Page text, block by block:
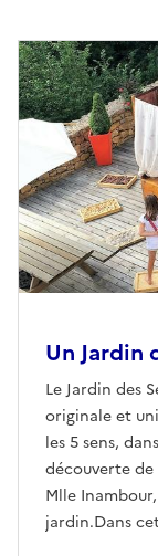
Un Jardin
Le Jardin des
originale et
les 5 sens,
découverte
Mlle
jardin.Dans